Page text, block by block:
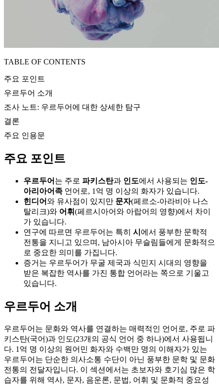
TABLE OF CONTENTS
주요 포인트
우르두어 소개
조사 노트: 우르두어에 대한 상세한 탐구
결론
주요 인용문
주요 포인트
우르두어 는 주로 파키스탄과 인도에서 사용되는 인도-
아리아어족 언어로, 1억 명 이상의 화자가 있습니다.
힌디어와 유사점이 있지만 문자(페르소-아라비아 나스
탈리크)와 어휘 (페르시아어와 아랍어의 영향)에서 차이
가 있습니다.
연구에 따르면 우르두어는 특히 시 에서 풍부한 문학적
전통을 지니고 있으며, 남아시아 무슬림들에게 문화적으
로 중요한 의미를 가집니다.
증거는 우르두어가 무굴 제국과 식민지 시대의 영향을
받은 복잡한 역사를 가진 통합 언어라는 쪽으로 기울고
있습니다.
우르두어 소개
우르두어는 문화와 역사를 연결하는 매력적인 언어로, 주로 파
키스탄(국어)과 인도(23개의 공식 언어 중 하나)에서 사용됩니
다. 1억 명 이상의 원어민 화자와 수백만 명의 이해자가 있는
우르두어는 단순한 의사소통 수단이 아닌 풍부한 문학 및 문화
전통의 전달자입니다. 이 섹션에서는 초보자와 호기심 많은 학
습자를 위해 역사, 문자, 음운론, 문법, 어휘 및 문화적 중요성